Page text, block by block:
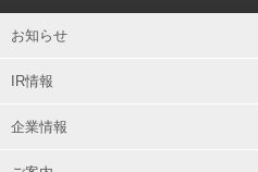
お知らせ
IR情報
企業情報